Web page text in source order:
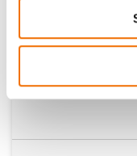
1500 żetonów
Maszyna do